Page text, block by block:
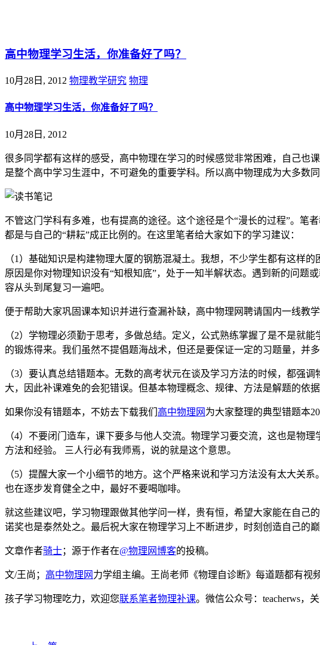
高中物理学习生活，你准备好了吗？
10月28日, 2012 物理教学研究 物理
高中物理学习生活，你准备好了吗？
10月28日, 2012
很多同学都有这样的感受，高中物理在学习的时候感觉非常困难，自己也
是整个高中学习生涯中，不可避免的重要学科。所以高中物理成为大多数
不管这门学科有多难，也有提高的途径。这个途径是个“漫长的过程”。
都是与自己的“耕耘”成正比例的。在这里笔者给大家如下的学习建议：
（1）基础知识是构建物理大厦的钢筋混凝土。我想，不少学生都有这样
原因是你对物理知识没有“知根知底”，处于一知半解状态。遇到新的问题
容从头到尾复习一遍吧。
便于帮助大家巩固课本知识并进行查漏补缺，高中物理网聘请国内一线教
（2）学物理必须勤于思考，多做总结。定义，公式熟练掌握了是不是就
的锻炼得来。我们虽然不提倡题海战术，但还是要保证一定的习题量，并
（3）要认真总结错题本。无数的高考状元在谈及学习方法的时候，都强
大，因此补课难免的会犯错误。但基本物理概念、规律、方法是解题的依
如果你没有错题本，不妨去下载我们 高中物理网 为大家整理的典型错题本
（4）不要闭门造车，课下要多与他人交流。物理学习要交流，这也是物
方法和经验。 三人行必有我师焉，说的就是这个意思。
（5）提醒大家一个小细节的地方。这个严格来说和学习方法没有太大关
也在逐步发育健全之中，最好不要喝咖啡。
就这些建议吧，学习物理跟做其他学问一样，贵有恒，希望大家能在自己
诺奖也是泰然处之。最后祝大家在物理学习上不断进步，时刻创造自己的巅
文章作者骑士；源于作者在@物理网博客的投稿。
文/王尚； 高中物理网 力学组主编。王尚老师《物理自诊断》每道题都有视
孩子学习物理吃力，欢迎您联系笔者物理补课。微信公众号：teacherws，